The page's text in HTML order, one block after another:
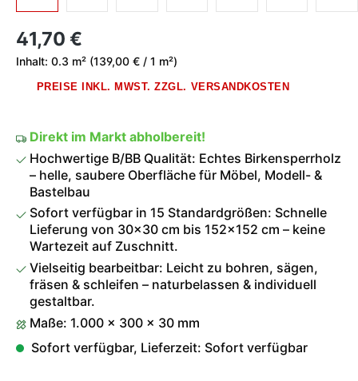
Regulärer Preis:
41,70 €
Inhalt: 0.3 m² (139,00 € / 1 m²)
PREISE INKL. MWST. ZZGL. VERSANDKOSTEN
Direkt im Markt abholbereit!
Hochwertige B/BB Qualität: Echtes Birkensperrholz
– helle, saubere Oberfläche für Möbel, Modell- &
Bastelbau
Sofort verfügbar in 15 Standardgrößen: Schnelle
Lieferung von 30×30 cm bis 152×152 cm – keine
Wartezeit auf Zuschnitt.
Vielseitig bearbeitbar: Leicht zu bohren, sägen,
fräsen & schleifen – naturbelassen & individuell
gestaltbar.
Maße: 1.000 × 300 × 30 mm
Sofort verfügbar, Lieferzeit: Sofort verfügbar